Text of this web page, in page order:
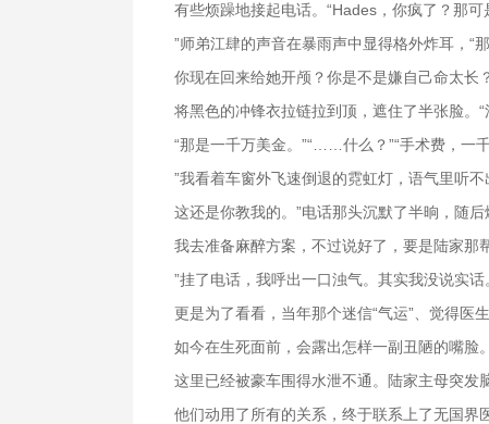
有些烦躁地接起电话。“Hades，你疯了？那可
”师弟江肆的声音在暴雨声中显得格外炸耳，“
你现在回来给她开颅？你是不是嫌自己命太长
将黑色的冲锋衣拉链拉到顶，遮住了半张脸。“
“那是一千万美金。”“……什么？”“手术费，一
”我看着车窗外飞速倒退的霓虹灯，语气里听不
这还是你教我的。”电话那头沉默了半晌，随
我去准备麻醉方案，不过说好了，要是陆家那
”挂了电话，我呼出一口浊气。其实我没说实话
更是为了看看，当年那个迷信“气运”、觉得医
如今在生死面前，会露出怎样一副丑陋的嘴脸
这里已经被豪车围得水泄不通。陆家主母突发
他们动用了所有的关系，终于联系上了无国